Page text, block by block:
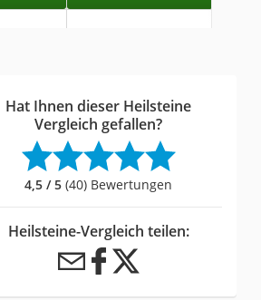
Hat Ihnen dieser Heilsteine
Vergleich gefallen?
4,5 / 5 (40) Bewertungen
Heilsteine-Vergleich teilen: